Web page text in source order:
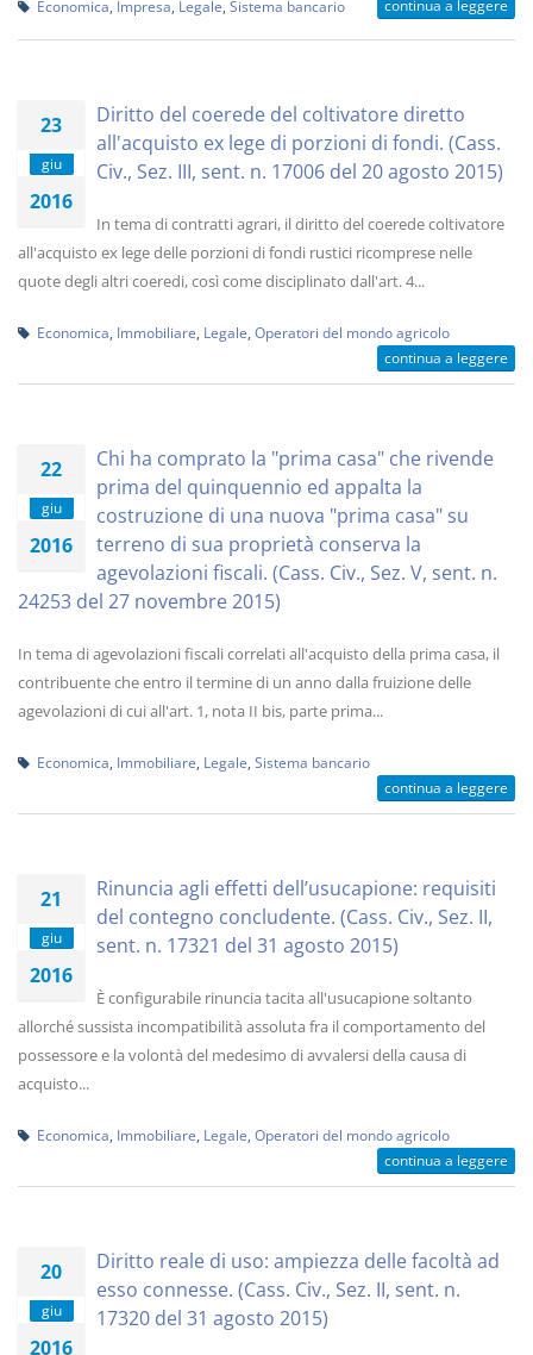
Economica Impresa Legale Sistema bancario continua a leggere
23
giu
2016
Diritto del coerede del coltivatore diretto
all'acquisto ex lege di porzioni di fondi. (Cass.
Civ., Sez. III, sent. n. 17006 del 20 agosto 2015)
In tema di contratti agrari, il diritto del coerede coltivatore
all'acquisto ex lege delle porzioni di fondi rustici ricomprese nelle
quote degli altri coeredi, così come disciplinato dall'art. 4...
Economica Immobiliare Legale Operatori del mondo agricolo
continua a leggere
22
giu
2016
Chi ha comprato la "prima casa" che rivende
prima del quinquennio ed appalta la
costruzione di una nuova "prima casa" su
terreno di sua proprietà conserva la
agevolazioni fiscali. (Cass. Civ., Sez. V, sent. n.
24253 del 27 novembre 2015)
In tema di agevolazioni fiscali correlati all'acquisto della prima casa, il
contribuente che entro il termine di un anno dalla fruizione delle
agevolazioni di cui all'art. 1, nota II bis, parte prima...
Economica Immobiliare Legale Sistema bancario
continua a leggere
21
giu
2016
Rinuncia agli effetti dell’usucapione: requisiti
del contegno concludente. (Cass. Civ., Sez. II,
sent. n. 17321 del 31 agosto 2015)
È configurabile rinuncia tacita all'usucapione soltanto
allorché sussista incompatibilità assoluta fra il comportamento del
possessore e la volontà del medesimo di avvalersi della causa di
acquisto...
Economica Immobiliare Legale Operatori del mondo agricolo
continua a leggere
20
giu
2016
Diritto reale di uso: ampiezza delle facoltà ad
esso connesse. (Cass. Civ., Sez. II, sent. n.
17320 del 31 agosto 2015)